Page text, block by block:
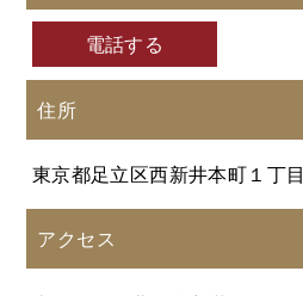
電話する
住所
東京都足立区西新井本町１丁
アクセス